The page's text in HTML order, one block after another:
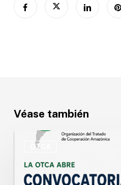
Véase también
OTCA
para
Especialista